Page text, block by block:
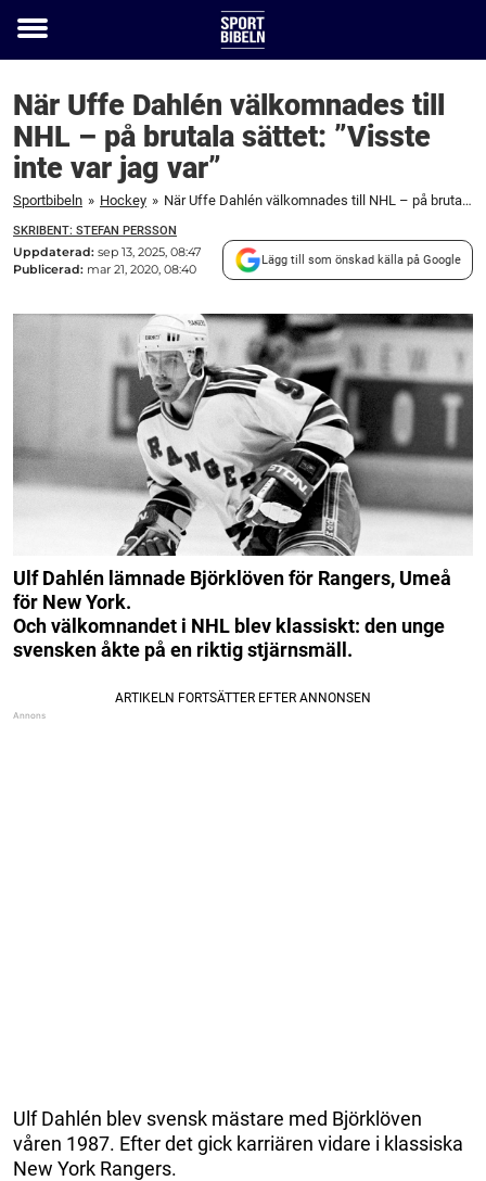
Toggle
När Uffe Dahlén välkomnades till
NHL – på brutala sättet: ”Visste
inte var jag var”
Sportbibeln » Hockey » När Uffe Dahlén välkomnades till NHL – på brutala sättet: "Visste inte var jag var"
SKRIBENT: STEFAN PERSSON
Uppdaterad: sep 13, 2025, 08:47
Publicerad: mar 21, 2020, 08:40
Lägg till som önskad källa på Google
Ulf Dahlén lämnade Björklöven för Rangers, Umeå
för New York.
Och välkomnandet i NHL blev klassiskt: den unge
svensken åkte på en riktig stjärnsmäll.
Ulf Dahlén blev svensk mästare med Björklöven
våren 1987. Efter det gick karriären vidare i klassiska
New York Rangers.